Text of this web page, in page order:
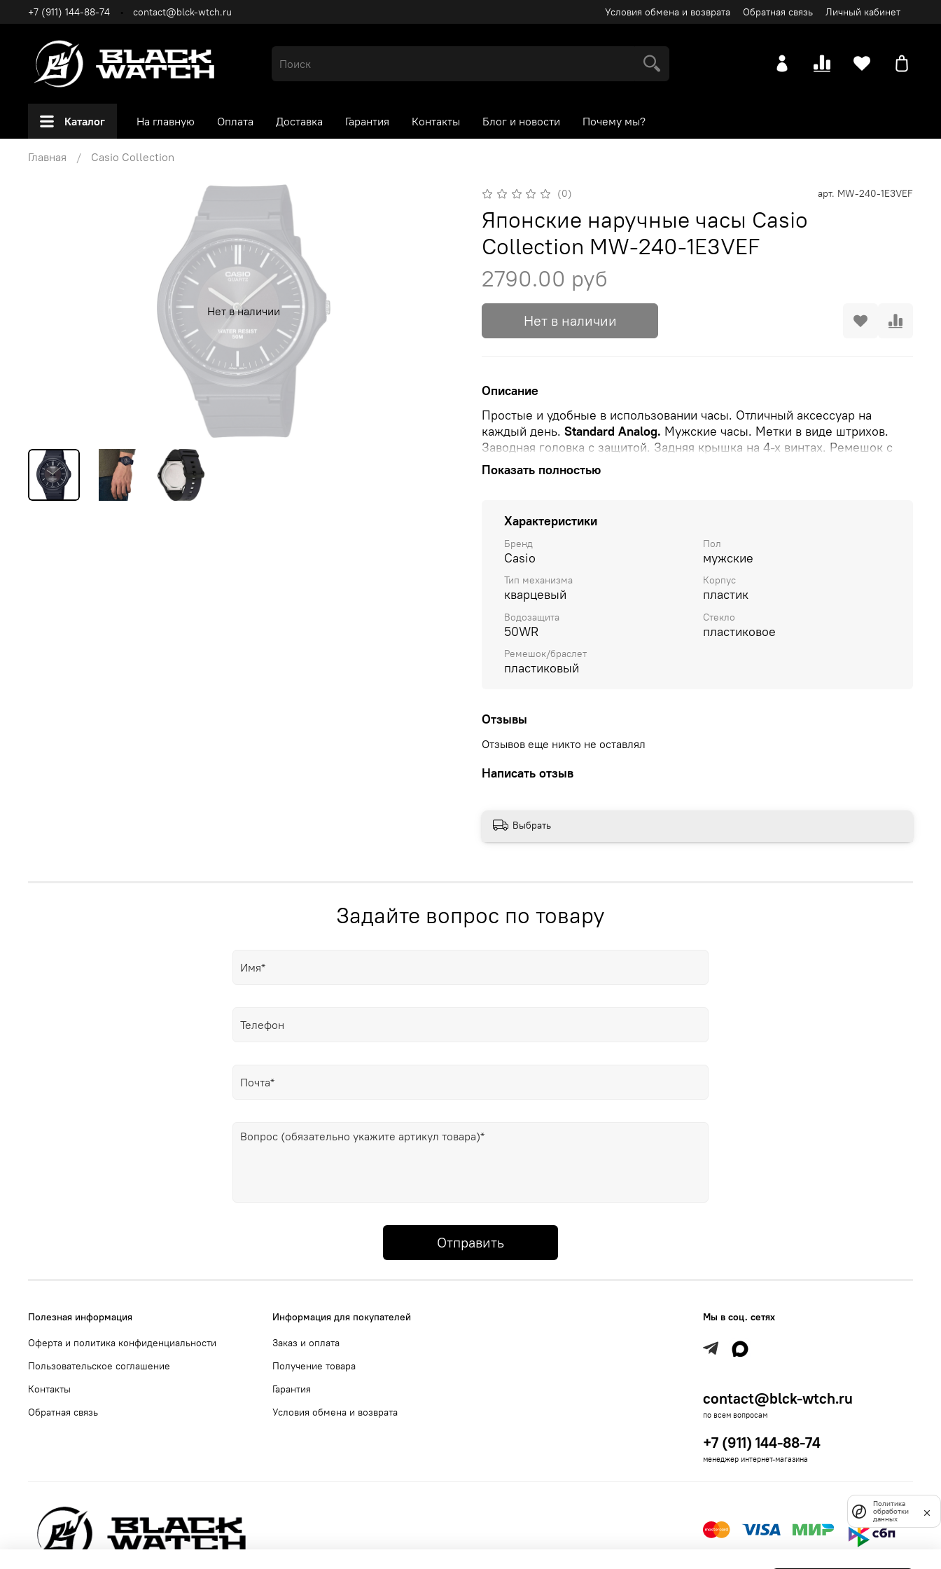
Условия обмена и возврата Обратная связь Личный кабинет
+7 (911) 144-88-74 contact@blck-wtch.ru
Каталог На главную Оплата Доставка Гарантия Контакты Блог и новости Почему мы?
Главная Casio Collection
Нет в наличии
(0) арт. MW-240-1E3VEF
Японские наручные часы Casio
Collection MW-240-1E3VEF
2790.00 руб
Нет в наличии
Описание
Простые и удобные в использовании часы. Отличный аксессуар на
каждый день. Standard Analog. Мужские часы. Метки в виде штрихов.
Заводная головка с защитой. Задняя крышка на 4-х винтах. Ремешок с
классической застежкой. Батарея рассчитана на 3 года.
Водонепроницаемость в соответствии с ISO 22810.
Показать полностью
Характеристики
Бренд
Casio
Пол
мужские
Тип механизма
кварцевый
Корпус
пластик
Водозащита
50WR
Стекло
пластиковое
Ремешок/браслет
пластиковый
Отзывы
Отзывов еще никто не оставлял
Написать отзыв
Выбрать
Задайте вопрос по товару
Отправить
Полезная информация
Оферта и политика конфиденциальности
Пользовательское соглашение
Контакты
Обратная связь
Информация для покупателей
Заказ и оплата
Получение товара
Гарантия
Условия обмена и возврата
Мы в соц. сетях
contact@blck-wtch.ru
по всем вопросам
+7 (911) 144-88-74
менеджер интернет-магазина
Политика
обработки
данных